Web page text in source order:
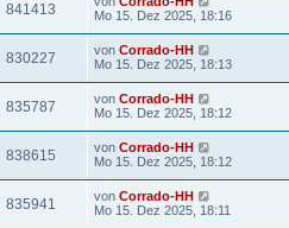
841413
Mo 15. Dez 2025, 18:16
830227 von Corrado-HH
Mo 15. Dez 2025, 18:13
835787 von Corrado-HH
Mo 15. Dez 2025, 18:12
838615 von Corrado-HH
Mo 15. Dez 2025, 18:12
835941 von Corrado-HH
Mo 15. Dez 2025, 18:11